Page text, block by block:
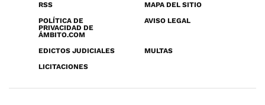
RSS
MAPA DEL SITIO
POLÍTICA DE
PRIVACIDAD DE
ÁMBITO.COM
AVISO LEGAL
EDICTOS JUDICIALES
MULTAS
LICITACIONES